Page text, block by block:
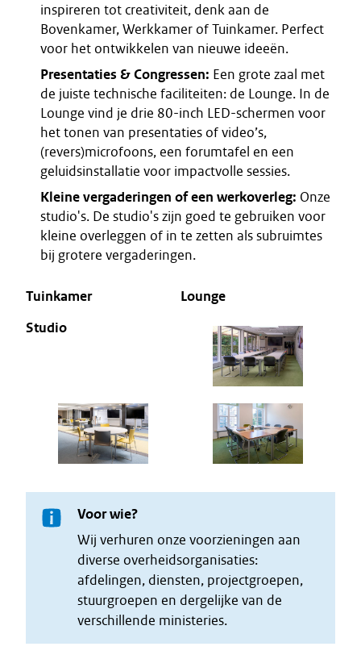
inspireren tot creativiteit, denk aan de
Bovenkamer, Werkkamer of Tuinkamer. Perfect
voor het ontwikkelen van nieuwe ideeën.
Presentaties & Congressen: Een grote zaal met
de juiste technische faciliteiten: de Lounge. In de
Lounge vind je drie 80-inch LED-schermen voor
het tonen van presentaties of video’s,
(revers)microfoons, een forumtafel en een
geluidsinstallatie voor impactvolle sessies.
Kleine vergaderingen of een werkoverleg: Onze
studio's. De studio's zijn goed te gebruiken voor
kleine overleggen of in te zetten als subruimtes
bij grotere vergaderingen.
Tuinkamer
Lounge
Studio
Voor wie?
Wij verhuren onze voorzieningen aan
diverse overheidsorganisaties:
afdelingen, diensten, projectgroepen,
stuurgroepen en dergelijke van de
verschillende ministeries.